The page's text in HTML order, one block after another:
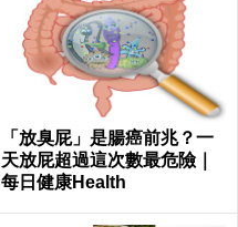
「放臭屁」是腸癌前兆？一
天放屁超過這次數最危險｜
每日健康Health